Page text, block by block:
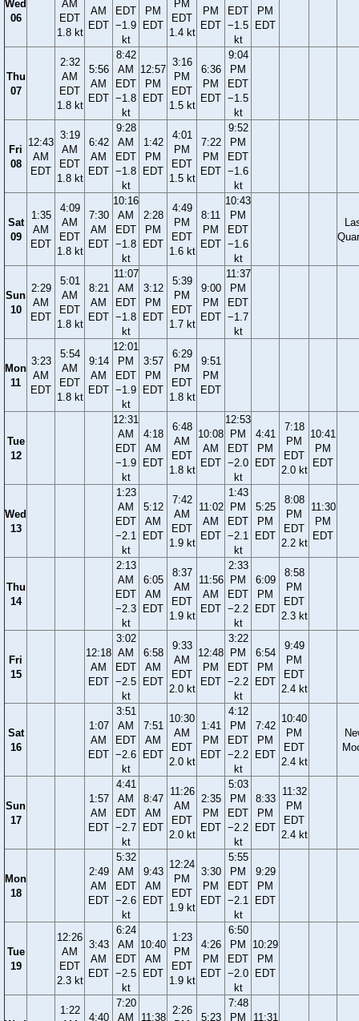
Wed
06
AM
EDT
1.8 kt
AM
EDT
EDT
−1.9
kt
PM
EDT
PM
EDT
1.4 kt
PM
EDT
EDT
−1.5
kt
PM
EDT
Thu
07
2:32
AM
EDT
1.8 kt
5:56
AM
EDT
8:42
AM
EDT
−1.8
kt
12:57
PM
EDT
3:16
PM
EDT
1.5 kt
6:36
PM
EDT
9:04
PM
EDT
−1.5
kt
Fri
08
12:43
AM
EDT
3:19
AM
EDT
1.8 kt
6:42
AM
EDT
9:28
AM
EDT
−1.8
kt
1:42
PM
EDT
4:01
PM
EDT
1.5 kt
7:22
PM
EDT
9:52
PM
EDT
−1.6
kt
Sat
09
1:35
AM
EDT
4:09
AM
EDT
1.8 kt
7:30
AM
EDT
10:16
AM
EDT
−1.8
kt
2:28
PM
EDT
4:49
PM
EDT
1.6 kt
8:11
PM
EDT
10:43
PM
EDT
−1.6
kt
Sun
10
2:29
AM
EDT
5:01
AM
EDT
1.8 kt
8:21
AM
EDT
11:07
AM
EDT
−1.8
kt
3:12
PM
EDT
5:39
PM
EDT
1.7 kt
9:00
PM
EDT
11:37
PM
EDT
−1.7
kt
Mon
11
3:23
AM
EDT
5:54
AM
EDT
1.8 kt
9:14
AM
EDT
12:01
PM
EDT
−1.9
kt
3:57
PM
EDT
6:29
PM
EDT
1.8 kt
9:51
PM
EDT
Tue
12
12:31
AM
EDT
−1.9
kt
4:18
AM
EDT
6:48
AM
EDT
1.8 kt
10:08
AM
EDT
12:53
PM
EDT
−2.0
kt
4:41
PM
EDT
7:18
PM
EDT
2.0 kt
10:41
PM
EDT
Wed
13
1:23
AM
EDT
−2.1
kt
5:12
AM
EDT
7:42
AM
EDT
1.9 kt
11:02
AM
EDT
1:43
PM
EDT
−2.1
kt
5:25
PM
EDT
8:08
PM
EDT
2.2 kt
11:30
PM
EDT
Thu
14
2:13
AM
EDT
−2.3
kt
6:05
AM
EDT
8:37
AM
EDT
1.9 kt
11:56
AM
EDT
2:33
PM
EDT
−2.2
kt
6:09
PM
EDT
8:58
PM
EDT
2.3 kt
Fri
15
12:18
AM
EDT
3:02
AM
EDT
−2.5
kt
6:58
AM
EDT
9:33
AM
EDT
2.0 kt
12:48
PM
EDT
3:22
PM
EDT
−2.2
kt
6:54
PM
EDT
9:49
PM
EDT
2.4 kt
Sat
16
1:07
AM
EDT
3:51
AM
EDT
−2.6
kt
7:51
AM
EDT
10:30
AM
EDT
2.0 kt
1:41
PM
EDT
4:12
PM
EDT
−2.2
kt
7:42
PM
EDT
10:40
PM
EDT
2.4 kt
Sun
17
1:57
AM
EDT
4:41
AM
EDT
−2.7
kt
8:47
AM
EDT
11:26
AM
EDT
2.0 kt
2:35
PM
EDT
5:03
PM
EDT
−2.2
kt
8:33
PM
EDT
11:32
PM
EDT
2.4 kt
Mon
18
2:49
AM
EDT
5:32
AM
EDT
−2.6
kt
9:43
AM
EDT
12:24
PM
EDT
1.9 kt
3:30
PM
EDT
5:55
PM
EDT
−2.1
kt
9:29
PM
EDT
Tue
19
12:26
AM
EDT
2.3 kt
3:43
AM
EDT
6:24
AM
EDT
−2.5
kt
10:40
AM
EDT
1:23
PM
EDT
1.9 kt
4:26
PM
EDT
6:50
PM
EDT
−2.0
kt
10:29
PM
EDT
1:22
4:40
7:20
AM
11:38
2:26
5:23
7:48
PM
11:31